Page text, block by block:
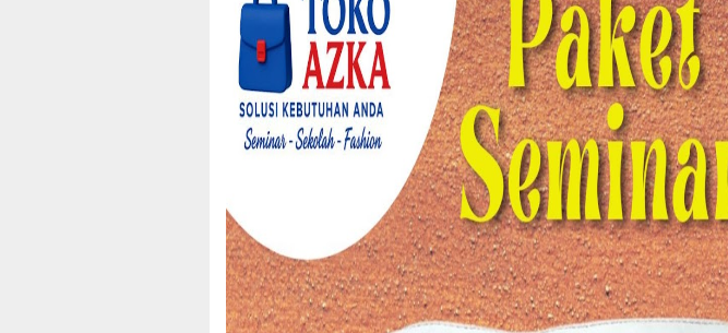
Tetapkan 1 Ramadhan 1446 Hijriah Jatuh Pada Hari Sabtu 1 Maret